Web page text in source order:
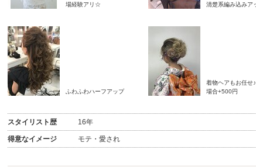
場経験アリ☆
清楚系編み込みア
ふわふわハーフアップ
着物ヘアもお任せ
場合+500円
スタイリスト歴 16年
得意なイメージ モテ・愛され